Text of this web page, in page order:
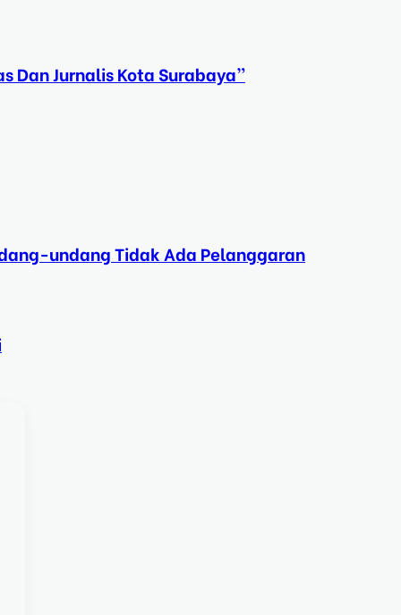
Dan Jurnalis Kota Surabaya”
undang Tidak Ada Pelanggaran